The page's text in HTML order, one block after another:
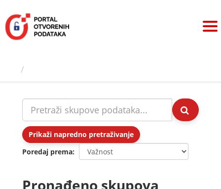
sadržaj
Prikaži napredno pretraživanje
Poredaj prema
Pronađeno skupova